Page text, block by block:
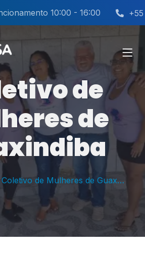
10:00 - 16:00
de
de
Coletivo de Mulheres de Guaxindiba